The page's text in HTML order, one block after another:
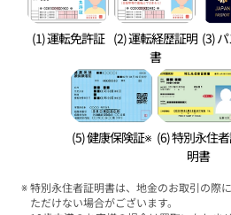
(1) 運転免許証 (2) 運転経歴証明
書
(3)
(5) 健康保険証※ (6) 特別永住
明書
特別永住者証明書は、地金のお取引の際
ただけない場合がございます。